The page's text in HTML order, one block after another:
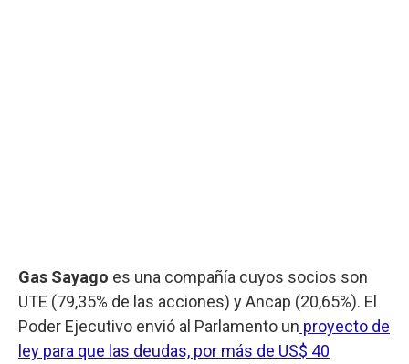
Gas Sayago es una compañía cuyos socios son
UTE (79,35% de las acciones) y Ancap (20,65%). El
Poder Ejecutivo envió al Parlamento un proyecto de
ley para que las deudas, por más de US$ 40